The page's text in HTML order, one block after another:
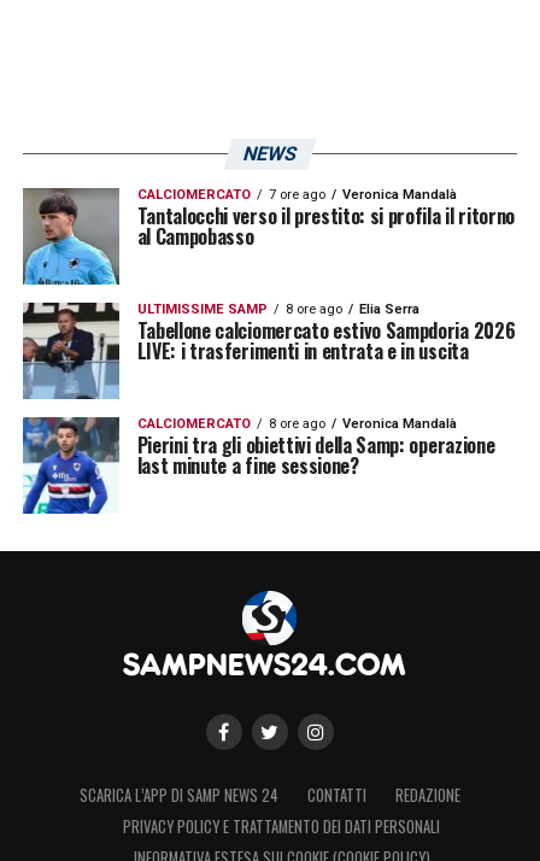
NEWS
CALCIOMERCATO 7 ore ago Veronica Mandalà
Tantalocchi verso il prestito: si profila il ritorno
al Campobasso
ULTIMISSIME SAMP 8 ore ago Elia Serra
Tabellone calciomercato estivo Sampdoria 2026
LIVE: i trasferimenti in entrata e in uscita
CALCIOMERCATO 8 ore ago Veronica Mandalà
Pierini tra gli obiettivi della Samp: operazione
last minute a fine sessione?
SCARICA L’APP DI SAMP NEWS 24 CONTATTI
REDAZIONE
PRIVACY POLICY E TRATTAMENTO DEI DATI PERSONALI